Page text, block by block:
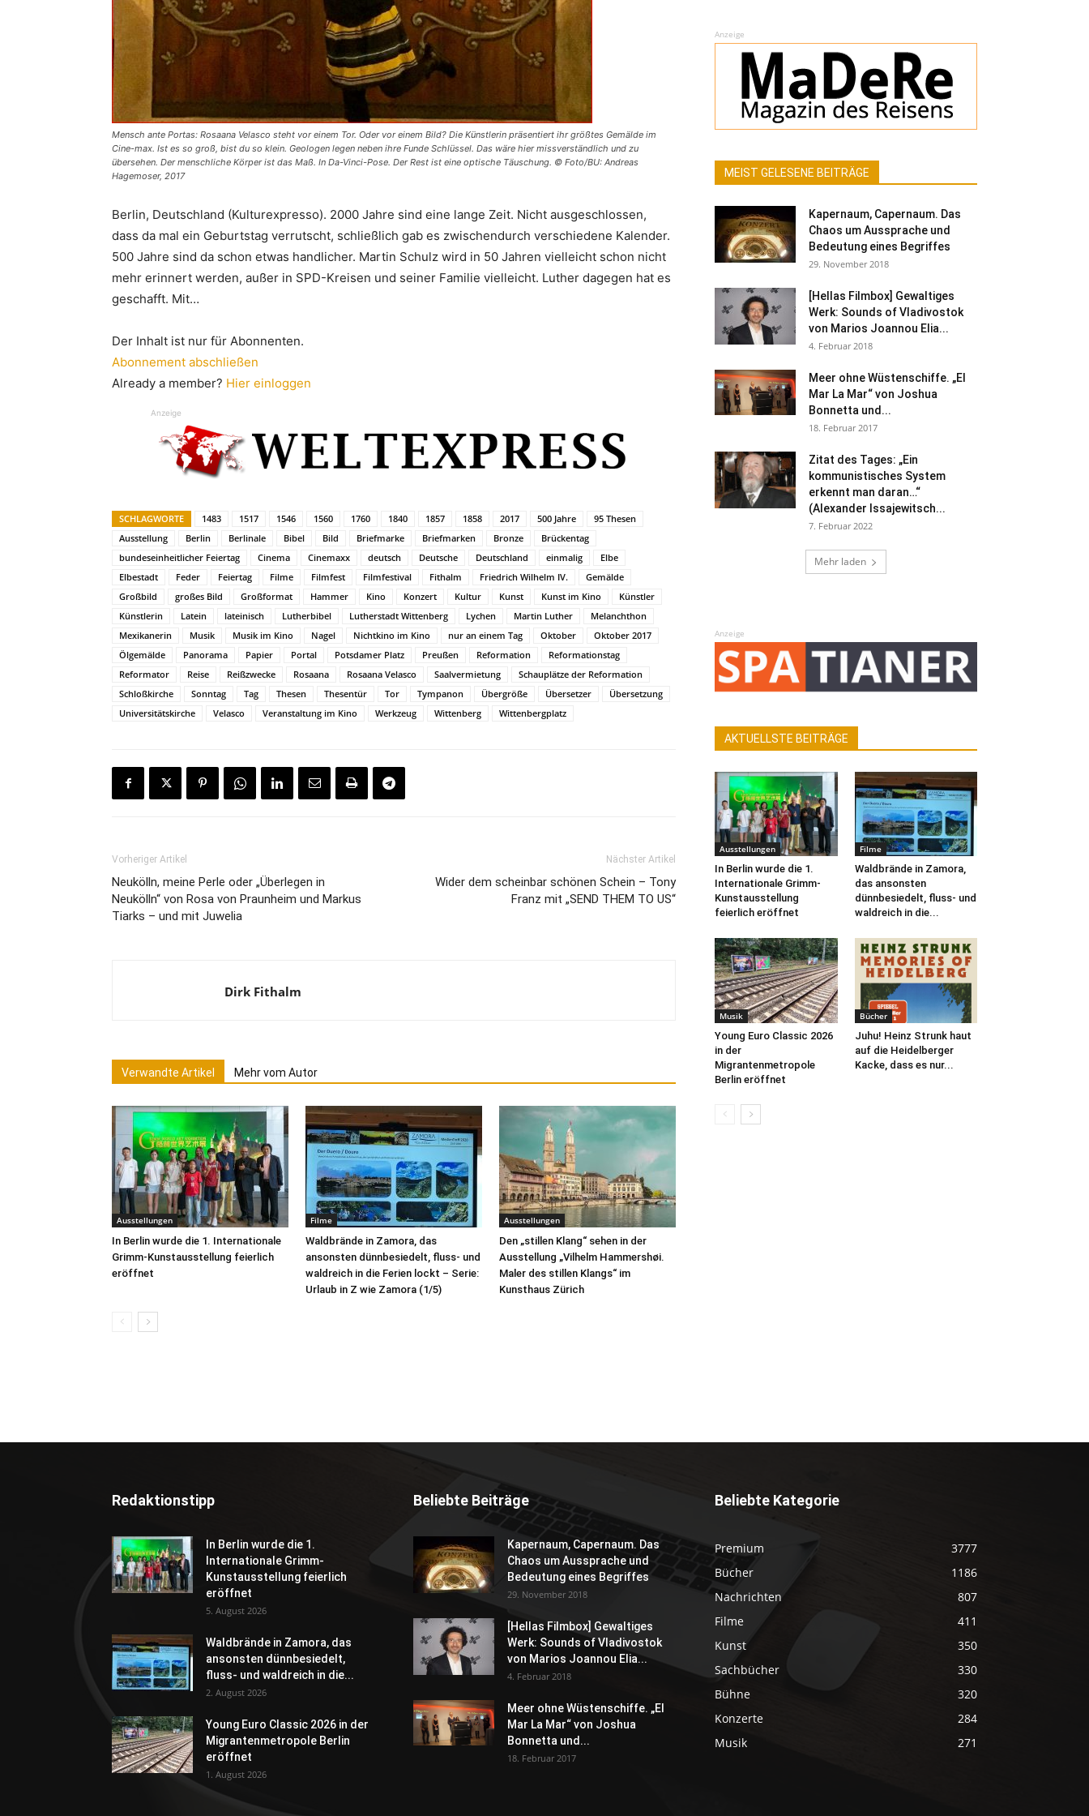
Mensch ante Portas: Rosaana Velasco steht vor einem Tor. Oder vor einem Bild? Die Künstlerin präsentiert ihr größtes Gemälde im
Cine-max. Ist es so groß, bist du so klein. Geologen legen neben ihre Funde Schlüssel. Das wäre hier missverständlich und zu
übersehen. Der menschliche Körper ist das Maß. In Da-Vinci-Pose. Der Rest ist eine optische Täuschung. © Foto/BU: Andreas
Hagemoser, 2017
Berlin, Deutschland (Kulturexpresso). 2000 Jahre sind eine lange Zeit. Nicht ausgeschlossen,
dass da mal ein Geburtstag verrutscht, schließlich gab es zwischendurch verschiedene Kalender.
500 Jahre sind da schon etwas handlicher. Martin Schulz wird in 50 Jahren vielleicht schon nicht
mehr erinnert werden, außer in SPD-Kreisen und seiner Familie vielleicht. Luther dagegen hat es
geschafft. Mit…
Der Inhalt ist nur für Abonnenten.
Abonnement abschließen
Already a member? Hier einloggen
Anzeige
SCHLAGWORTE 1483 1517 1546 1560 1760 1840 1857 1858 2017 500 Jahre
95 Thesen
Ausstellung
Berlin Berlinale Bibel Bild Briefmarke Briefmarken Bronze
Brückentag
bundeseinheitlicher Feiertag
Cinema Cinemaxx deutsch Deutsche Deutschland einmalig
Elbe
Elbestadt
Feder Feiertag Filme Filmfest Filmfestival Fithalm Friedrich Wilhelm IV.
Gemälde
Großbild
großes Bild Großformat Hammer Kino Konzert Kultur Kunst Kunst im Kino
Künstler
Künstlerin
Latein lateinisch Lutherbibel Lutherstadt Wittenberg Lychen Martin Luther
Melanchthon
Mexikanerin
Musik Musik im Kino Nagel Nichtkino im Kino nur an einem Tag Oktober
Oktober 2017
Ölgemälde
Panorama Papier Portal Potsdamer Platz Preußen Reformation
Reformationstag
Reformator
Reise Reißzwecke Rosaana Rosaana Velasco Saalvermietung
Schauplätze der Reformation
Schloßkirche
Sonntag Tag Thesen Thesentür Tor Tympanon Übergröße Übersetzer
Übersetzung
Universitätskirche
Velasco Veranstaltung im Kino Werkzeug Wittenberg Wittenbergplatz
Vorheriger Artikel
Neukölln, meine Perle oder „Überlegen in
Neukölln“ von Rosa von Praunheim und Markus
Tiarks – und mit Juwelia
Nächster Artikel
Wider dem scheinbar schönen Schein – Tony
Franz mit „SEND THEM TO US“
Dirk Fithalm
Verwandte Artikel Mehr vom Autor
Ausstellungen
In Berlin wurde die 1. Internationale
Grimm-Kunstausstellung feierlich
eröffnet
Filme
Waldbrände in Zamora, das
ansonsten dünnbesiedelt, fluss- und
waldreich in die Ferien lockt – Serie:
Urlaub in Z wie Zamora (1/5)
Ausstellungen
Den „stillen Klang“ sehen in der
Ausstellung „Vilhelm Hammershøi.
Maler des stillen Klangs“ im
Kunsthaus Zürich
Anzeige
MEIST GELESENE BEITRÄGE
Kapernaum, Capernaum. Das
Chaos um Aussprache und
Bedeutung eines Begriffes
29. November 2018
[Hellas Filmbox] Gewaltiges
Werk: Sounds of Vladivostok
von Marios Joannou Elia...
4. Februar 2018
Meer ohne Wüstenschiffe. „El
Mar La Mar“ von Joshua
Bonnetta und...
18. Februar 2017
Zitat des Tages: „Ein
kommunistisches System
erkennt man daran…“
(Alexander Issajewitsch...
7. Februar 2022
Mehr laden
Anzeige
AKTUELLSTE BEITRÄGE
Ausstellungen
In Berlin wurde die 1.
Internationale Grimm-
Kunstausstellung
feierlich eröffnet
Filme
Waldbrände in Zamora,
das ansonsten
dünnbesiedelt, fluss- und
waldreich in die...
Musik
Young Euro Classic 2026
in der
Migrantenmetropole
Berlin eröffnet
Bücher
Juhu! Heinz Strunk haut
auf die Heidelberger
Kacke, dass es nur...
Redaktionstipp
In Berlin wurde die 1.
Internationale Grimm-
Kunstausstellung feierlich
eröffnet
5. August 2026
Waldbrände in Zamora, das
ansonsten dünnbesiedelt,
fluss- und waldreich in die...
2. August 2026
Young Euro Classic 2026 in der
Migrantenmetropole Berlin
eröffnet
1. August 2026
Beliebte Beiträge
Kapernaum, Capernaum. Das
Chaos um Aussprache und
Bedeutung eines Begriffes
29. November 2018
[Hellas Filmbox] Gewaltiges
Werk: Sounds of Vladivostok
von Marios Joannou Elia...
4. Februar 2018
Meer ohne Wüstenschiffe. „El
Mar La Mar“ von Joshua
Bonnetta und...
18. Februar 2017
Beliebte Kategorie
Premium
3777
Bücher
1186
Nachrichten
807
Filme
411
Kunst
350
Sachbücher
330
Bühne
320
Konzerte
284
Musik
271